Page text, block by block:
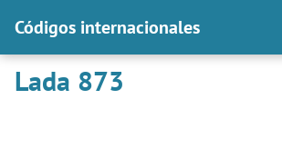
Códigos internacionales
Lada 873